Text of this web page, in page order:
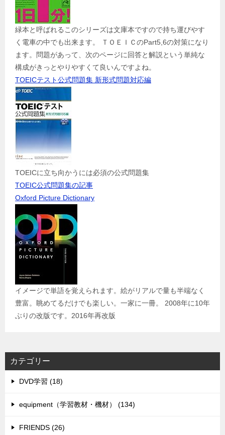
緑本と呼ばれるこのシリーズは文庫本ですので持ち運びやす
く電車の中でも出来ます。 ＴＯＥＩＣのPart5,6の対策になり
ます。問題があって、次のページに回答と解説という単純な
構成がきっとやりやすくて良いんですよね。
TOEICテスト公式問題集 新形式問題対応編
TOEICに立ち向かうには必須の公式問題集
TOEIC公式問題集の記事
Oxford Picture Dictionary
イメージで単語を覚えられます。絵がリアルで量も半端なく
豊富。眺めてるだけでも楽しい。一家に一冊。 2008年に10年
ぶりの改版です。2016年再改版
カテゴリー
DVD学習 (18)
equipment（学習教材・機材） (134)
FRIENDS (26)